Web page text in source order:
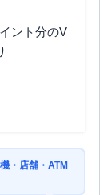
ント分のV
・店舗・ATM